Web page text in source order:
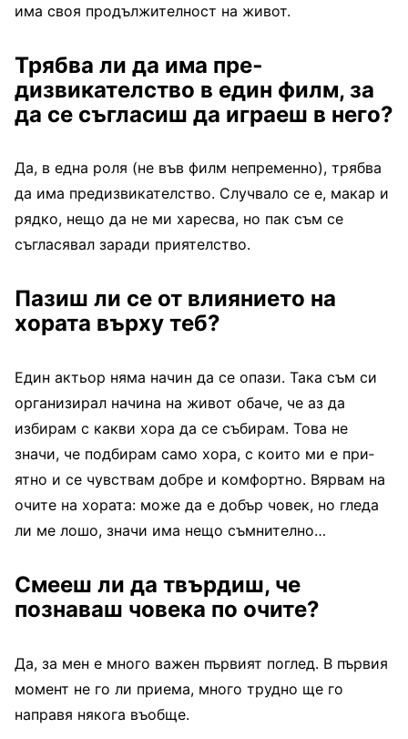
има своя продължителност на живот.
Трябва ли да има пре­
дизвикателство в един филм, за
да се съгласиш да играеш в него?
Да, в една роля (не във филм непременно), трябва
да има предизвикателство. Случвало се е, макар и
ряд­ко, нещо да не ми харесва, но пак съм се
съгласявал за­ради приятелство.
Пазиш ли се от влияние­то на
хората върху теб?
Един актьор няма начин да се опази. Така съм си
ор­ганизирал начина на живот обаче, че аз да
избирам с какви хора да се събирам. Това не
значи, че подбирам само хора, с които ми е при­
ятно и се чувствам добре и комфортно. Вярвам на
очитe на хората: може да е добър човек, но гледа
ли ме лошо, значи има нещо съмнител­но…
Смееш ли да твърдиш, че
познаваш човека по очите?
Да, за мен е много ва­жен първият поглед. В пър­вия
момент не го ли приема, много трудно ще го
направя някога въобще.